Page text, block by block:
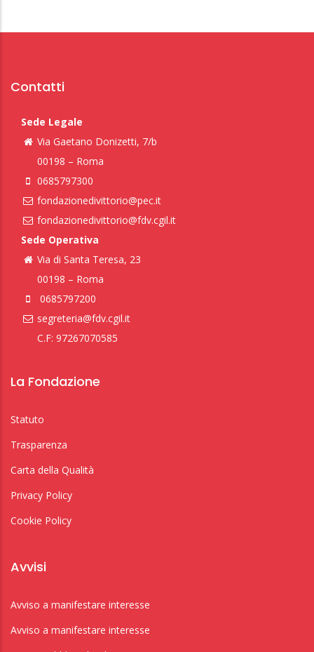
Contatti
Sede Legale
Via Gaetano Donizetti, 7/b
00198 – Roma
0685797300
fondazionedivittorio@pec.it
fondazionedivittorio@fdv.cgil.it
Sede Operativa
Via di Santa Teresa, 23
00198 – Roma
0685797200
segreteria@fdv.cgil.it
C.F: 97267070585
La Fondazione
Statuto
Trasparenza
Carta della Qualità
Privacy Policy
Cookie Policy
Avvisi
Avviso a manifestare interesse
Avviso a manifestare interesse